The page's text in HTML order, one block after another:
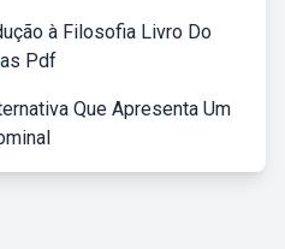
à Filosofia Livro Do
Pdf
Que Apresenta Um